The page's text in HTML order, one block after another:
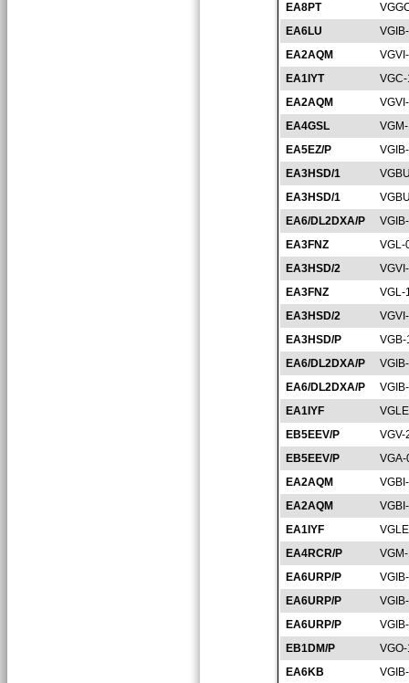
EA8PT
EA6LU
EA2AQM
EA1IYT
EA2AQM
EA4GSL
EA5EZ/P
EA3HSD/1
EA3HSD/1
EA6/DL2DXA/P
EA3FNZ
VGL-
EA3HSD/2
EA3FNZ
VGL-
EA3HSD/2
EA3HSD/P
EA6/DL2DXA/P
EA6/DL2DXA/P
EA1IYF
EB5EEV/P
VGV-
EB5EEV/P
EA2AQM
EA2AQM
EA1IYF
EA4RCR/P
EA6URP/P
EA6URP/P
EA6URP/P
EB1DM/P
EA6KB